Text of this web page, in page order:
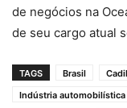
de negócios na
de seu cargo atual
TAGS Brasil
Indústria automobilística